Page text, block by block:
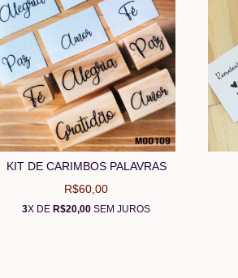
KIT DE CARIMBOS PALAVRAS
R$60,00
3X DE R$20,00 SEM JUROS